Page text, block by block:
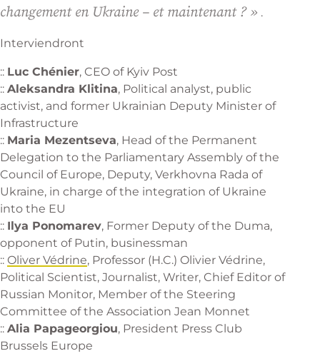
changement en Ukraine – et maintenant ? » .
Interviendront
:: Luc Chénier, CEO of Kyiv Post
:: Aleksandra Klitina, Political analyst, public
activist, and former Ukrainian Deputy Minister of
Infrastructure
:: Maria Mezentseva, Head of the Permanent
Delegation to the Parliamentary Assembly of the
Council of Europe, Deputy, Verkhovna Rada of
Ukraine, in charge of the integration of Ukraine
into the EU
:: Ilya Ponomarev, Former Deputy of the Duma,
opponent of Putin, businessman
:: Oliver Védrine, Professor (H.C.) Olivier Védrine,
Political Scientist, Journalist, Writer, Chief Editor of
Russian Monitor, Member of the Steering
Committee of the Association Jean Monnet
:: Alia Papageorgiou, President Press Club
Brussels Europe